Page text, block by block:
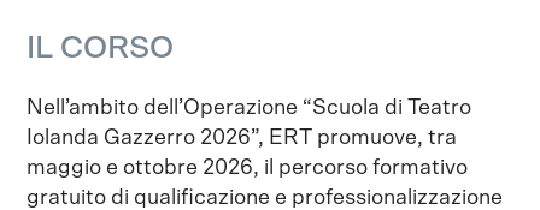
IL CORSO
Nell’ambito dell’Operazione “Scuola di Teatro
Iolanda Gazzerro 2026”, ERT promuove, tra
maggio e ottobre 2026, il percorso formativo
gratuito di qualificazione e professionalizzazione